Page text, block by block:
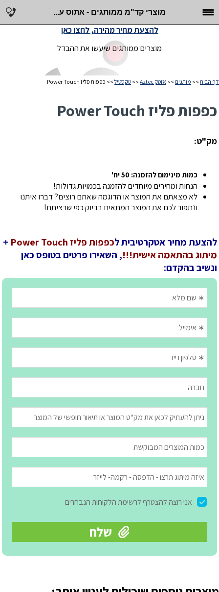
מוצרי קד"מ ממותגים - אתוס ע...
מוצרים ממותגים שיעשו את ההבדל
להצעת מחיר מהירה, לחצו כאן
דף הבית >> מותגים >> אזטק Aztec >> טקסטיל >> כפפות פליז Power Touch
כפפות פליז Power Touch
מק"ט:
כמות מינימום להזמנה: 50 יח'
הנחות ומחירים מיוחדים להזמנה בכמויות גדולות!
לא מצאתם את המוצר או הדוגמה שאתם רוצים? דברו איתנו
ונתפור לכם את המוצר המתאים בדיוק כפי שרציתם!
להצעת מחיר אטקרטיבית לכפפות פליז Power Touch
+
מיתוג בהתאמה אישית!!!, השאירו פרטים בטופס כאן
ונשיב בהקדם: